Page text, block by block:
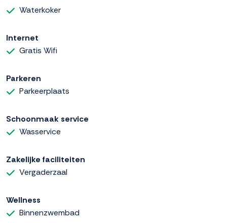
Waterkoker
Internet
Gratis Wifi
Parkeren
Parkeerplaats
Schoonmaak service
Wasservice
Zakelijke faciliteiten
Vergaderzaal
Wellness
Binnenzwembad